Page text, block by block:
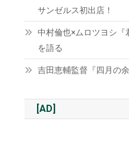
サンゼルス初出店！
中村倫也×ムロツヨシ『
を語る
吉田恵輔監督『四月の
[AD]